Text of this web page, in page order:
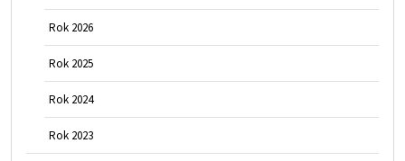
Rok 2026
Rok 2025
Rok 2024
Rok 2023